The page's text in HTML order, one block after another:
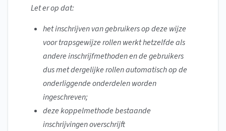
Let er op dat:
het inschrijven van gebruikers op deze wijze
voor trapsgewijze rollen werkt hetzelfde als
andere inschrijfmethoden en de gebruikers
dus met dergelijke rollen automatisch op de
onderliggende onderdelen worden
ingeschreven;
deze koppelmethode bestaande
inschrijvingen overschrijft